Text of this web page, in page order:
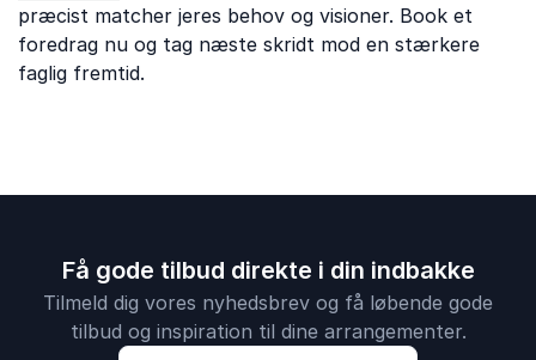
præcist matcher jeres behov og visioner. Book et
foredrag nu og tag næste skridt mod en stærkere
faglig fremtid.
Få gode tilbud direkte i din indbakke
Tilmeld dig vores nyhedsbrev og få løbende gode
tilbud og inspiration til dine arrangementer.